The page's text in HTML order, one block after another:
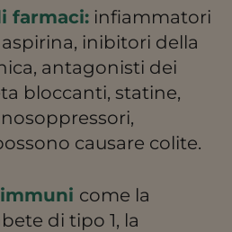
farmaci:infiammatori
inibitori della
antagonisti dei
bloccanti, statine,
causare colite.
come la
di tipo 1, la